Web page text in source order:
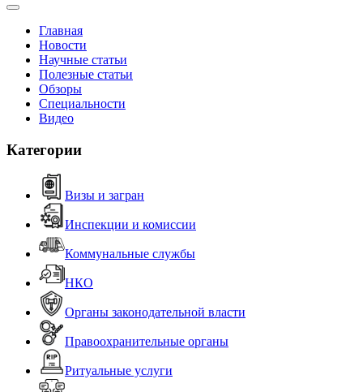
Главная
Новости
Научные статьи
Полезные статьи
Обзоры
Специальности
Видео
Категории
Визы и загран
Инспекции и комиссии
Коммунальные службы
НКО
Органы законодательной власти
Правоохранительные органы
Ритуальные услуги